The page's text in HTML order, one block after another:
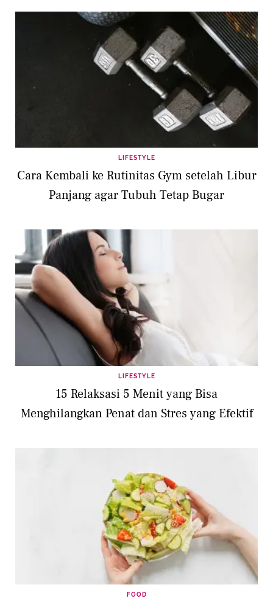
LIFESTYLE
Cara Kembali ke Rutinitas Gym setelah Libur
Panjang agar Tubuh Tetap Bugar
LIFESTYLE
15 Relaksasi 5 Menit yang Bisa
Menghilangkan Penat dan Stres yang Efektif
FOOD